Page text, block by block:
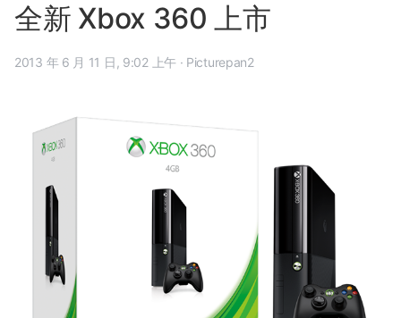
全新 Xbox 360 上市
2013 年 6 月 11 日, 9:02 上午 · Picturepan2